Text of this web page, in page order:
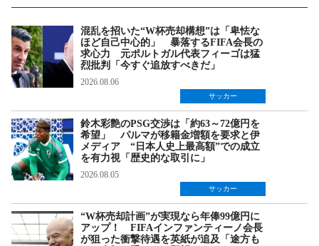
混乱を招いた“W杯売却構想”は「卑怯な
ほど自己中心的」 暴落するFIFA会長の
求心力 元ポルトガル代表フィーゴは猛
烈批判「今すぐ追放すべきだ」
2026.08.06
サッカー
鈴木彩艶のPSG交渉は「約63～72億円を
希望」 パルマが移籍金増額を要求と伊
メディア “日本人史上最高額”での成立
を有力視「歴史的な取引に」
2026.08.05
サッカー
“W杯売却計画”が実現なら年俸99億円に
アップ！ FIFAインファンティーノ会長
が狙った衝撃待遇を英紙が追及「途方も